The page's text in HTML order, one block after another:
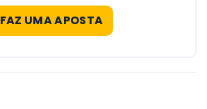
FAZ UMA APOSTA